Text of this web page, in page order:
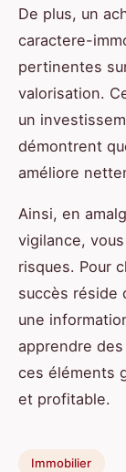
De plus, un
caractere-
pertinentes
valorisation.
un
démontrent
améliore
Ainsi, en
vigilance,
risques. Pour
succès réside
une
apprendre
ces éléments
et profitable.
Immobilier